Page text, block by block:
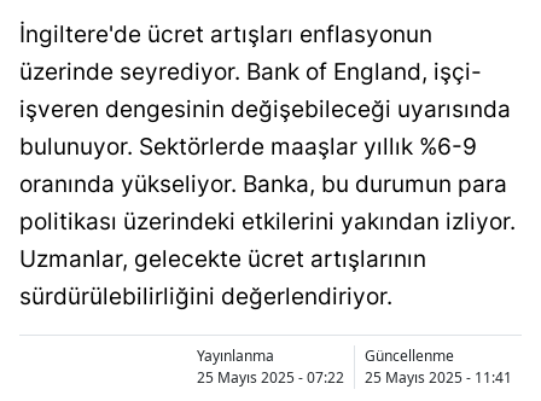
İngiltere'de ücret artışları enflasyonun
üzerinde seyrediyor. Bank of England, işçi-
işveren dengesinin değişebileceği uyarısında
bulunuyor. Sektörlerde maaşlar yıllık %6-9
oranında yükseliyor. Banka, bu durumun para
politikası üzerindeki etkilerini yakından izliyor.
Uzmanlar, gelecekte ücret artışlarının
sürdürülebilirliğini değerlendiriyor.
Yayınlanma
25 Mayıs 2025 - 07:22
Güncellenme
25 Mayıs 2025 - 11:41